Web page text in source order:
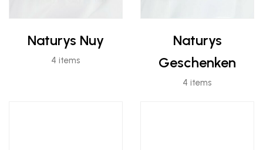
Naturys Nuy
4 items
Naturys
Geschenken
4 items